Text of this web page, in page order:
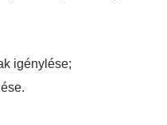
igénylése;